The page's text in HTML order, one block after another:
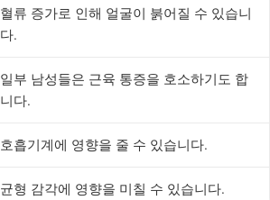
혈류 증가로 인해 얼굴이 붉어질 수 있습니
다.
일부 남성들은 근육 통증을 호소하기도 합
니다.
호흡기계에 영향을 줄 수 있습니다.
균형 감각에 영향을 미칠 수 있습니다.